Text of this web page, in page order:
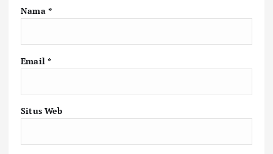
Nama *
Email *
Situs Web